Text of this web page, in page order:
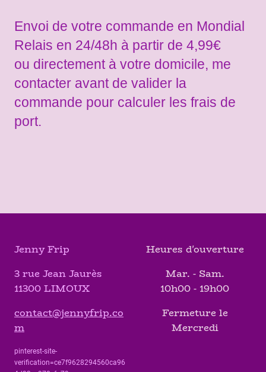
Envoi de votre commande en Mondial
Relais en 24/48h à partir de 4,99€
ou directement à votre domicile, me
contacter avant de valider la
commande pour calculer les frais de
port.
Jenny Frip
3 rue Jean Jaurès
11300 LIMOUX
contact@jennyfrip.co
m
pinterest-site-
verification=ce7f9628294560ca96
Heures d'ouverture
Mar. - Sam.
10h00 - 19h00
Fermeture le
Mercredi